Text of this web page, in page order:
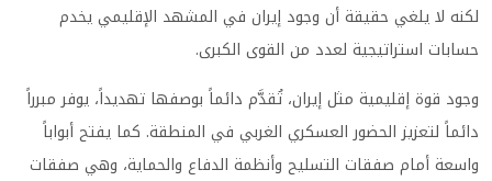
لكنه لا يلغي حقيقة أن وجود إيران في المشهد الإقليمي يخدم
حسابات استراتيجية لعدد من القوى الكبرى.
وجود قوة إقليمية مثل إيران، تُقدَّم دائماً بوصفها تهديداً، يوفر مبرراً
دائماً لتعزيز الحضور العسكري الغربي في المنطقة. كما يفتح أبواباً
واسعة أمام صفقات التسليح وأنظمة الدفاع والحماية، وهي صفقات